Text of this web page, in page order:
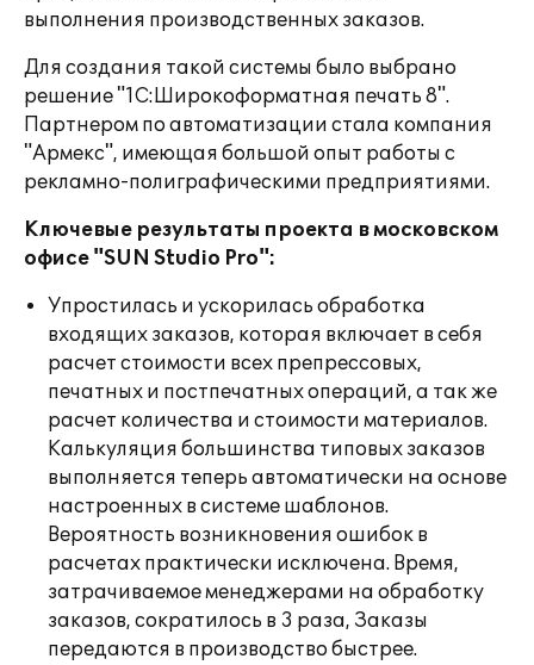
выполнения производственных заказов.
Для создания такой системы было выбрано
решение "1С:Широкоформатная печать 8".
Партнером по автоматизации стала компания
"Армекс", имеющая большой опыт работы с
рекламно-полиграфическими предприятиями.
Ключевые результаты проекта в московском
офисе "SUN Studio Pro":
Упростилась и ускорилась обработка
входящих заказов, которая включает в себя
расчет стоимости всех препрессовых,
печатных и постпечатных операций, а так же
расчет количества и стоимости материалов.
Калькуляция большинства типовых заказов
выполняется теперь автоматически на основе
настроенных в системе шаблонов.
Вероятность возникновения ошибок в
расчетах практически исключена. Время,
затрачиваемое менеджерами на обработку
заказов, сократилось в 3 раза, Заказы
передаются в производство быстрее.